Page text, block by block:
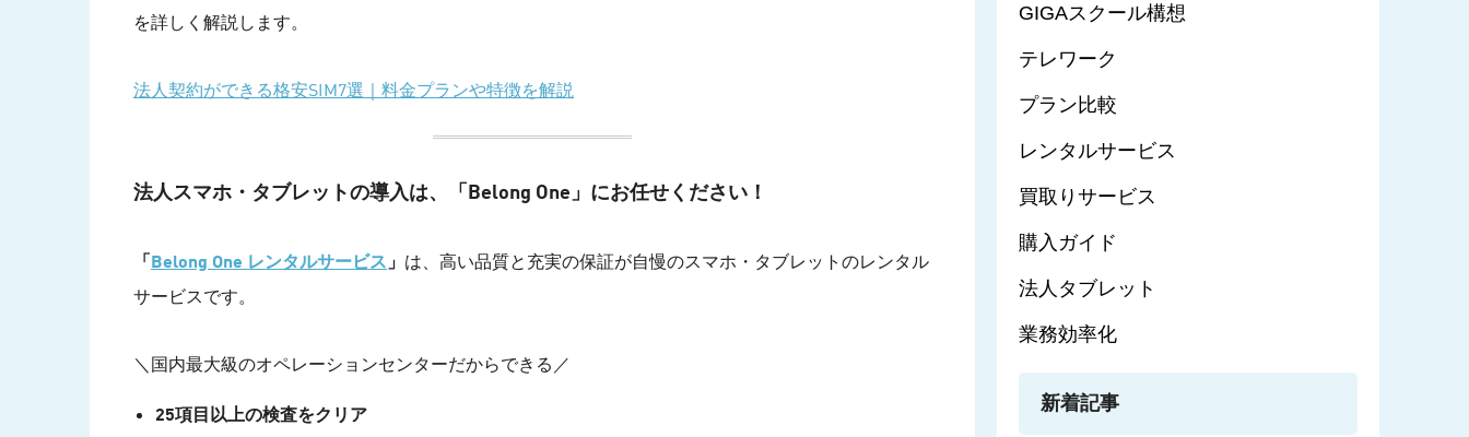
を詳しく解説します。
法人契約ができる格安SIM7選｜料金プランや特徴を解説
法人スマホ・タブレットの導入は、「Belong One」にお任せください！
「Belong One レンタルサービス 」 は、高い品質と充実の保証が自慢のスマホ・タブレットのレンタル
サービスです。
＼国内最大級のオペレーションセンターだからできる／
25項目以上の検査をクリア
GIGAスクール構想
テレワーク
プラン比較
レンタルサービス
買取りサービス
購入ガイド
法人タブレット
業務効率化
新着記事